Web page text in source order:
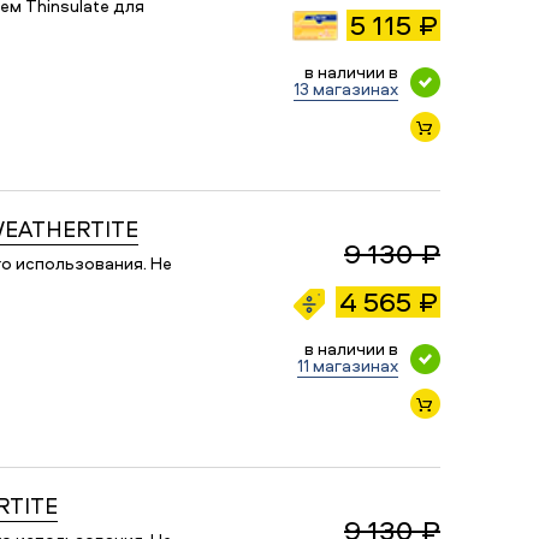
Thinsulate для 5 115 ₽
в наличии в
13 магазинах
использования. Не
9 130 ₽
4 565 ₽
в наличии в
11 магазинах
9 130 ₽